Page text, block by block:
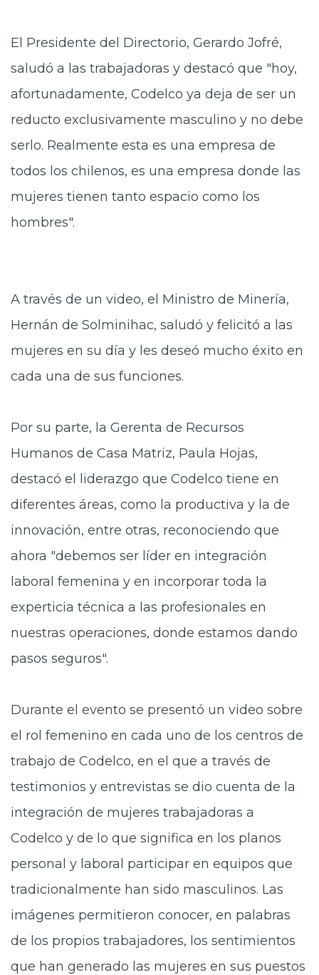
El Presidente del Directorio, Gerardo Jofré,
saludó a las trabajadoras y destacó que "hoy,
afortunadamente, Codelco ya deja de ser un
reducto exclusivamente masculino y no debe
serlo. Realmente esta es una empresa de
todos los chilenos, es una empresa donde las
mujeres tienen tanto espacio como los
hombres".
A través de un video, el Ministro de Minería,
Hernán de Solminihac, saludó y felicitó a las
mujeres en su día y les deseó mucho éxito en
cada una de sus funciones.
Por su parte, la Gerenta de Recursos
Humanos de Casa Matriz, Paula Hojas,
destacó el liderazgo que Codelco tiene en
diferentes áreas, como la productiva y la de
innovación, entre otras, reconociendo que
ahora "debemos ser líder en integración
laboral femenina y en incorporar toda la
experticia técnica a las profesionales en
nuestras operaciones, donde estamos dando
pasos seguros".
Durante el evento se presentó un video sobre
el rol femenino en cada uno de los centros de
trabajo de Codelco, en el que a través de
testimonios y entrevistas se dio cuenta de la
integración de mujeres trabajadoras a
Codelco y de lo que significa en los planos
personal y laboral participar en equipos que
tradicionalmente han sido masculinos. Las
imágenes permitieron conocer, en palabras
de los propios trabajadores, los sentimientos
que han generado las mujeres en sus puestos